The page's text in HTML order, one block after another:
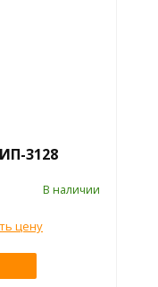
3128
В наличии
цену